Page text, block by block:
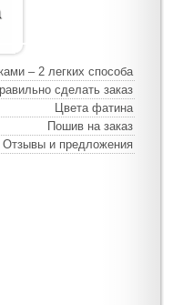
– 2 легких способа
сделать заказ
Цвета фатина
Пошив на заказ
Отзывы и предложения